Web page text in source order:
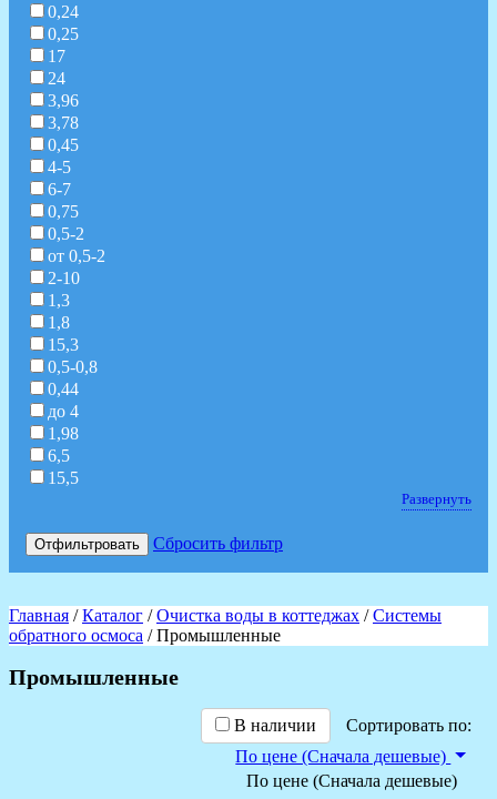
0,24
0,25
17
24
3,96
3,78
0,45
4-5
6-7
0,75
0,5-2
от 0,5-2
2-10
1,3
1,8
15,3
0,5-0,8
0,44
до 4
1,98
6,5
15,5
Развернуть
Отфильтровать Сбросить фильтр
Главная /Каталог /Очистка воды в коттеджах /Системы
обратного осмоса / Промышленные
Промышленные
В наличии
Сортировать по:
По цене (Сначала дешевые)
По цене (Сначала дешевые)